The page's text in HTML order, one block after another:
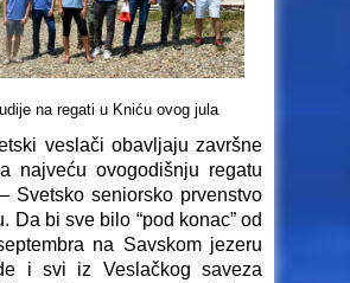
na regati u Kniću ovog jula
veslači obavljaju završne
najveću ovogodišnju regatu
Svetsko seniorsko prvenstvo
Da bi sve bilo “pod konac” od
na Savskom jezeru
i svi iz Veslačkog saveza